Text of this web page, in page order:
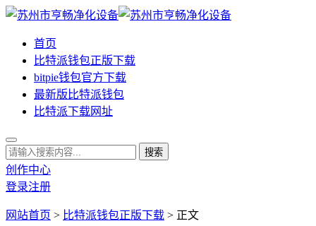
首页
比特派钱包正版下载
bitpie钱包官方下载
最新版比特派钱包
比特派下载网址
创作中心
登录注册
网站首页 > 比特派钱包正版下载 > 正文